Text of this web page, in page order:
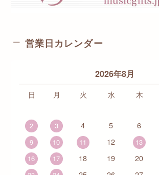
営業日カレンダー
2026年8月
日 月 火 水 木
2 3 4 5 6
9
10 11 12 13
16
17 18 19 20